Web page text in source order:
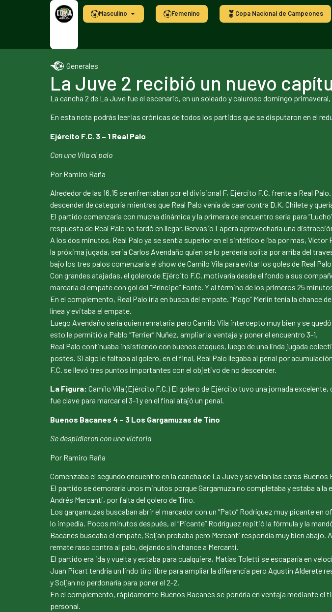
Masculino Femenino Copa Nacional de Campeones
Generales
La Juve 2 recibió un nuevo
La cancha 2 de La Juve fue el escenario, en un soleado y caluroso domingo
En esta nota podrás leer las crónicas de todos los partidos que se disputaron en el
Ejército F.C. 3 – 1 Real Palo
Con una Vila al palo
Por Ramiro Raña
Alrededor de las 16.15 se enfrentaban por el divisional F, Ejército F.C. frente a Real
descender de categoría mientras que Real Palo venía de caer contra D.K. Chilete y
El partido comenzaría con mucha dinámica y la primera de encuentro sería para
respuesta de Real Palo no tardó en llegar, Gervasio Lapera aprovecharía una
A los dos minutos, Real Palo ya se sentía superior en el sintético e iba por mas,
la próxima jugada, seria Carlos Avendaño quien se lo perdería solita por arriba del
bajo los tres palos comenzaría el show de Camilo Vila para evitar los goles de Real
Con grandes atajadas, el golero de Ejército F.C. motivaría desde el fondo a sus
marcaría el empate con gol del “Príncipe” Fonte. Y al término de los primeros 25
En el complemento, Real Palo iría en busca del empate. “Mago” Merlin tenía la
línea y evitaba el empate.
Luego Avendaño sería quien remataria pero Camilo Vila intercepto muy bien y se
esto le permitió a Pablo “Terrier” Nuñez, ampliar la ventaja y poner el encuentro 3-1.
Real Palo continuaba insistiendo con buenos ataques, luego de una linda jugada
postes. Si algo le faltaba al golero, en el final, Real Palo llegaba al penal por
F.C. se llevó tres puntos importantes con el objetivo de no descender.
La Figura: Camilo Vila (Ejército F.C.) El golero de Ejército tuvo una jornada
fue clave para marcar el 3-1 y en el final atajó un penal.
Buenos Bacanes 4 – 3 Los Gargamuzas de Tino
Se despidieron con una victoria
Por Ramiro Raña
Comenzaba el segundo encuentro en la cancha de La Juve y se veían las caras
El partido se demoraría unos minutos porque Gargamuza no completaba y estaba a la
Andrés Mercanti, por falta del golero de Tino.
Los gargamuzas buscaban abrir el marcador con un “Pato” Rodríguez muy picante
lo impedía. Pocos minutos después, el “Picante” Rodríguez repitió la fórmula y la
Bacanes buscaba el empate, Soljan probaba pero Mercanti respondía muy bien abajo.
remate raso contra al palo, dejando sin chance a Mercanti.
El partido era ida y vuelta y estaba para cualquiera, Matías Toletti se escaparía en
Juan Picart tendría un lindo tiro libre para ampliar la diferencia pero Agustín Alderete
y Soljan no perdonaría para poner el 2-2.
En el complemento, rápidamente Buenos Bacanes se pondría en ventaja mediante el
personal.